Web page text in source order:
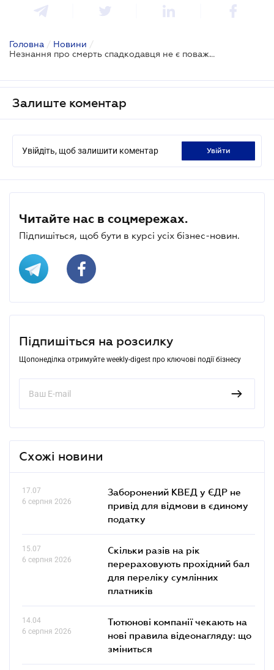
Головна / Новини /
Незнання про смерть спадкодавця не є поважною причиною пропуску строку на прийняття спадщини
Залиште коментар
Увійдіть, щоб залишити коментар увійти
Читайте нас в соцмережах.
Підпишіться, щоб бути в курсі усіх бізнес-новин.
Підпишіться на розсилку
Щопонеділка отримуйте weekly-digest про ключові події бізнесу
Схожі новини
17.07
6 серпня 2026
Заборонений КВЕД у ЄДР не
привід для відмови в єдиному
податку
15.07
6 серпня 2026
Скільки разів на рік
перераховують прохідний бал
для переліку сумлінних
платників
14.04
6 серпня 2026
Тютюнові компанії чекають на
нові правила відеонагляду: що
зміниться